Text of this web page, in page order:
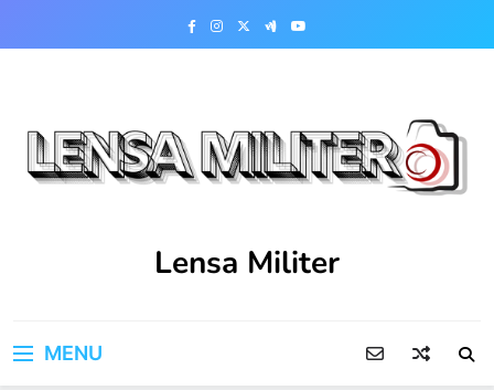
Lensa Militer
MENU